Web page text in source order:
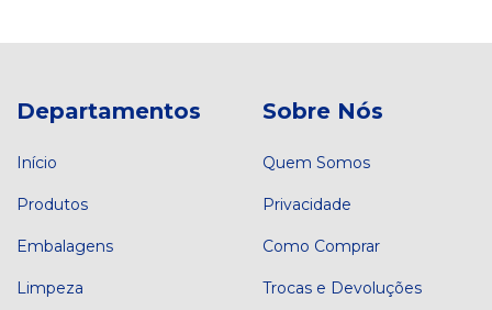
Departamentos
Início
Produtos
Embalagens
Limpeza
Sobre Nós
Quem Somos
Privacidade
Como Comprar
Trocas e Devoluções